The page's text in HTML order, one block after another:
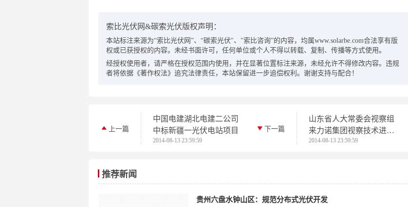
索比光伏网&碳索光伏版权声明：
本站标注来源为“索比光伏网”、“碳索光伏"、"索比咨询”的内容，均属www.solarbe.com合法享有版
权或已获授权的内容。未经书面许可，任何单位或个人不得以转载、复制、传播等方式使用。
经授权使用者，请严格在授权范围内使用，并在显著位置标注来源，未经允许不得修改内容。违规
者将依据《著作权法》追究法律责任，本站保留进一步追偿权利。谢谢支持与配合！
上一篇
中国电建湖北电建二公司
中标新疆一光伏电站项目
2014-08-13 23:59:59
下一篇
山东省人大常委会视察组
来力诺集团视察技术进步
和自主创新情况
2014-08-13 23:59:59
推荐新闻
贵州六盘水钟山区：规范分布式光伏开发